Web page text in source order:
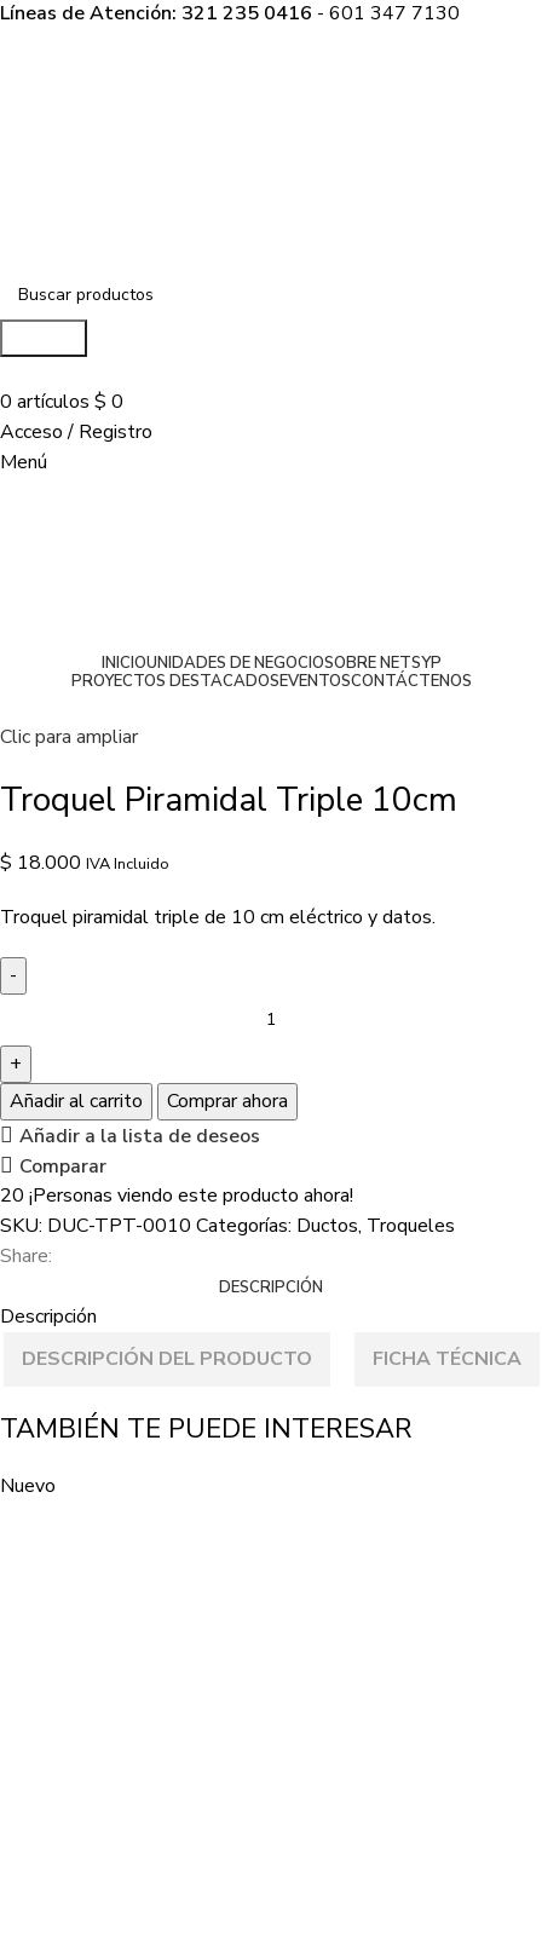
Líneas de Atención: 321 235 0416 - 601 347 7130
0 artículos $ 0
Acceso / Registro
Menú
INICIOUNIDADES DE NEGOCIOSOBRE NETSYP
PROYECTOS DESTACADOSEVENTOSCONTÁCTENOS
Clic para ampliar
Troquel Piramidal Triple 10cm
$ 18.000 IVA Incluido
Troquel piramidal triple de 10 cm eléctrico y datos.
Añadir al carrito
Comprar ahora
Añadir a la lista de deseos
Comparar
20 ¡Personas viendo este producto ahora!
SKU: DUC-TPT-0010 Categorías: Ductos, Troqueles
Share:
DESCRIPCIÓN
Descripción
DESCRIPCIÓN DEL PRODUCTO
FICHA TÉCNICA
TAMBIÉN TE PUEDE INTERESAR
Nuevo